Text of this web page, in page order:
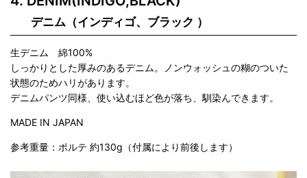
デニム（インディゴ、ブラック ）
生デニム 綿100%
しっかりとした厚みのあるデニム。ノンウォッシュの糊のついた
状態のためハリがあります。
デニムパンツ同様、使い込むほど色が落ち、馴染んできます。
MADE IN JAPAN
参考重量：ポルテ 約130g（付属により前後します）